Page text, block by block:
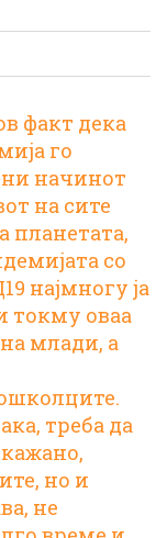
факт дека
го
начинот
на сите
планетата,
со
најмногу ја
токму оваа
млади, а
треба да
но и
не